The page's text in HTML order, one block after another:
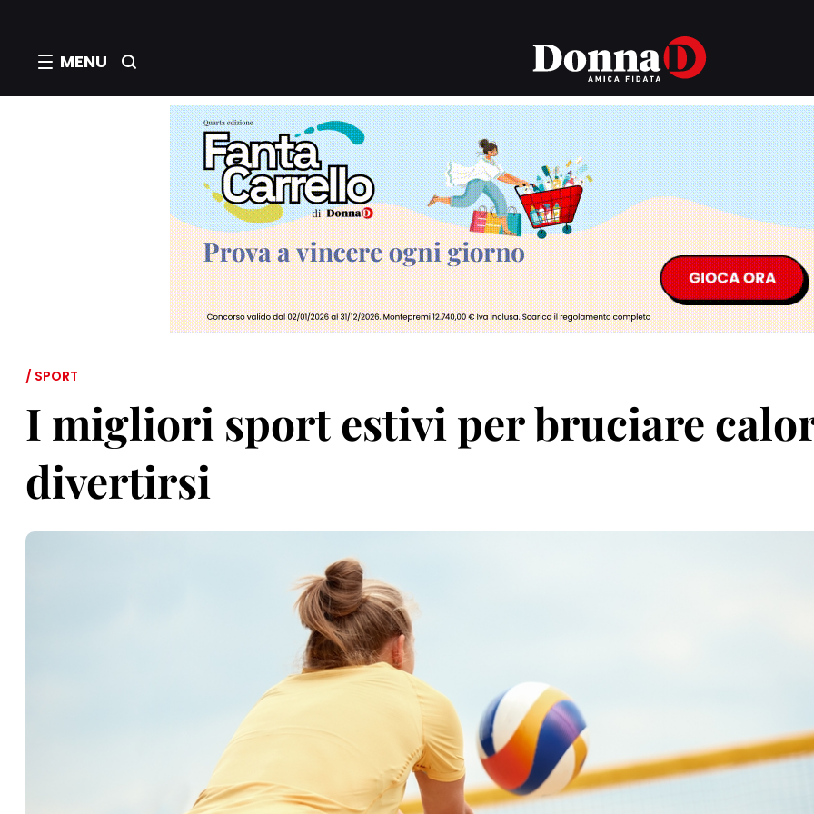
MENU
/ SPORT
I migliori sport estivi per bruciare
divertirsi